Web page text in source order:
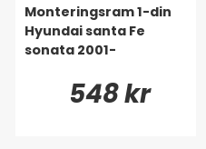
Monteringsram 1-din
Hyundai santa Fe
sonata 2001-
548 kr